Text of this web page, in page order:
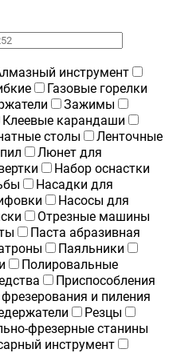
инструмент
Газовые горелки
Зажимы
Клеевые карандаши
столы
Ленточные
Люнет для
Набор оснастки
Насадки для
Насосы для
Отрезные машины
Паста абразивная
Паяльники
Полировальные
Приспособления
и пиления
Резцы
фрезерные станины
инструмент